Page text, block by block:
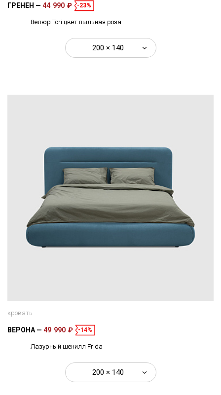
ГРЕНЕН 44 990 ₽ -23%
Велюр Tori цвет пыльная роза
200 × 140
кровать
ВЕРОНА 49 990 ₽ -14%
Лазурный шенилл Frida
200 × 140